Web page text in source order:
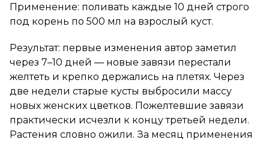
Применение: поливать каждые 10 дней строго
под корень по 500 мл на взрослый куст.
Результат: первые изменения автор заметил
через 7–10 дней — новые завязи перестали
желтеть и крепко держались на плетях. Через
две недели старые кусты выбросили массу
новых женских цветков. Пожелтевшие завязи
практически исчезли к концу третьей недели.
Растения словно ожили. За месяц применения